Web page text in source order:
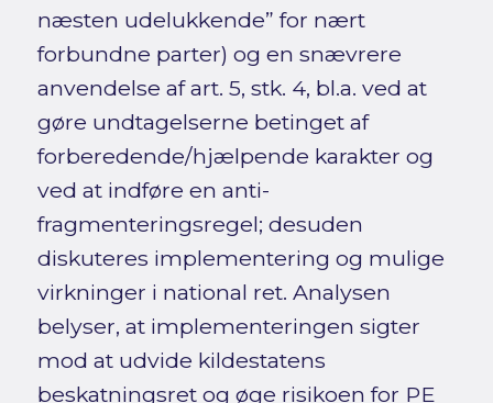
næsten udelukkende” for nært
forbundne parter) og en snævrere
anvendelse af art. 5, stk. 4, bl.a. ved at
gøre undtagelserne betinget af
forberedende/hjælpende karakter og
ved at indføre en anti-
fragmenteringsregel; desuden
diskuteres implementering og mulige
virkninger i national ret. Analysen
belyser, at implementeringen sigter
mod at udvide kildestatens
beskatningsret og øge risikoen for PE